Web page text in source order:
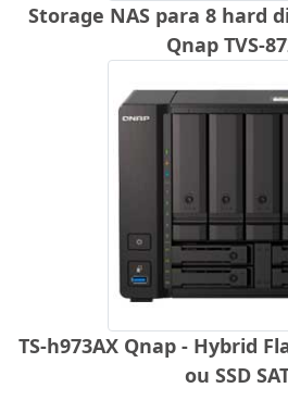
Storage NAS para 8 hard
Qnap TVS-
TS-h973AX Qnap - Hybrid
ou SSD